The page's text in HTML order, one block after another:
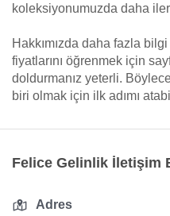
koleksiyonumuzda daha
Hakkımızda daha fazla
fiyatlarını öğrenmek için
doldurmanız yeterli.
biri olmak için ilk adımı
Felice Gelinlik İletişim
Adres